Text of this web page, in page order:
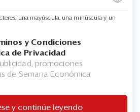
una mayúscula, una minúscula y un
y Condiciones
de Privacidad
promociones
de Semana Económica
y continúe leyendo